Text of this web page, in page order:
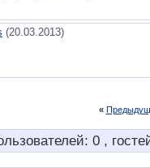
(20.03.2013)
«
0 ,